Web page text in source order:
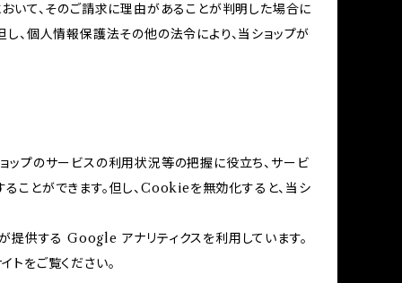
いて、そのご請求に理由があることが判明した場合に
、個人情報保護法その他の法令により、当ショップが
ップのサービスの利用状況等の把握に役立ち、サービ
とができます。但し、Cookieを無効化すると、当シ
提供する Google アナリティクスを利用しています。
をご覧ください。